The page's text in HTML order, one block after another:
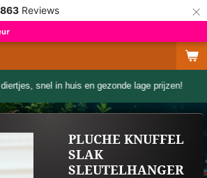
Reviews ×
snel in huis en gezonde lage prijzen!
PLUCHE KNUFFEL
SLAK
SLEUTELHANGER